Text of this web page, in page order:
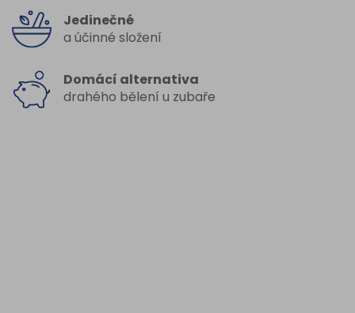
Jedinečné
a účinné složení
Domácí alternativa
drahého bělení u zubaře